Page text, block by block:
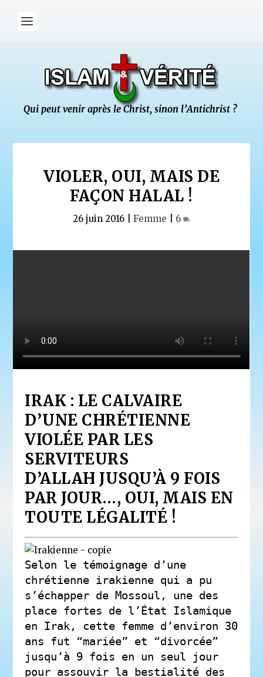
VIOLER, OUI, MAIS DE
FAÇON HALAL !
26 juin 2016 Femme 6
IRAK : LE CALVAIRE
D’UNE CHRÉTIENNE
VIOLÉE PAR LES
SERVITEURS
D’ALLAH JUSQU’À 9 FOIS
PAR JOUR…, OUI, MAIS EN
TOUTE LÉGALITÉ !
Selon le témoignage d’une
chrétienne irakienne qui a pu
s’échapper de Mossoul, une des
place fortes de l’État Islamique
en Irak, cette femme d’environ 30
ans fut “mariée” et “divorcée”
jusqu’à 9 fois en un seul jour
pour assouvir la bestialité des